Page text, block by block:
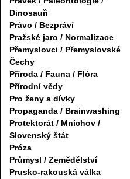
Dinosauři
Právo / Bezpráví
Pražské jaro / Normalizace
Přemyslovci / Přemyslovské
Čechy
Příroda / Fauna / Flóra
Přírodní vědy
Pro ženy a dívky
Propaganda / Brainwashing
Protektorát / Mnichov /
Slovenský štát
Próza
Průmysl / Zemědělství
Prusko-rakouská válka